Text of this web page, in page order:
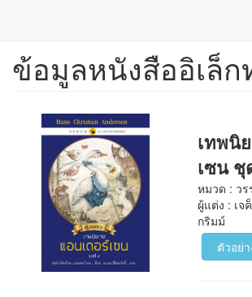
ข้าม
ข้อมูลหนังสืออิเล็
เทพนิ
เซน ชุ
หมวด : ว
ผู้แต่ง : เจ
กริมม์
ตัวอย่า